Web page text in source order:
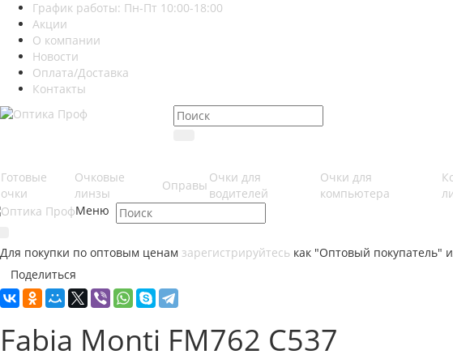
График работы: Пн-Пт 10:00-18:00
Акции
О компании
Новости
Оплата/Доставка
Контакты
Готовые
очки
Очковые
линзы
Оправы
Очки для
водителей
Очки для
компьютера
Меню
Для покупки по оптовым ценам зарегистрируйтесь как "Оптовый покупатель"
Поделиться
Fabia Monti FM762 C537